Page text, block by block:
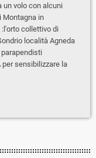
un volo con alcuni
Montagna in
collettivo di
località Agneda
per sensibilizzare la